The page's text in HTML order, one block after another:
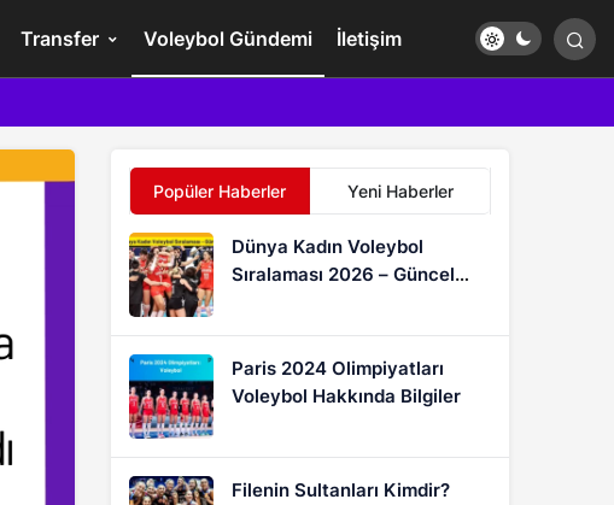
Transfer Voleybol Gündemi İletişim
Popüler Haberler Yeni Haberler
Dünya Kadın Voleybol
Sıralaması 2026 – Güncel
Paris 2024 Olimpiyatları
Voleybol Hakkında Bilgiler
Filenin Sultanları Kimdir?